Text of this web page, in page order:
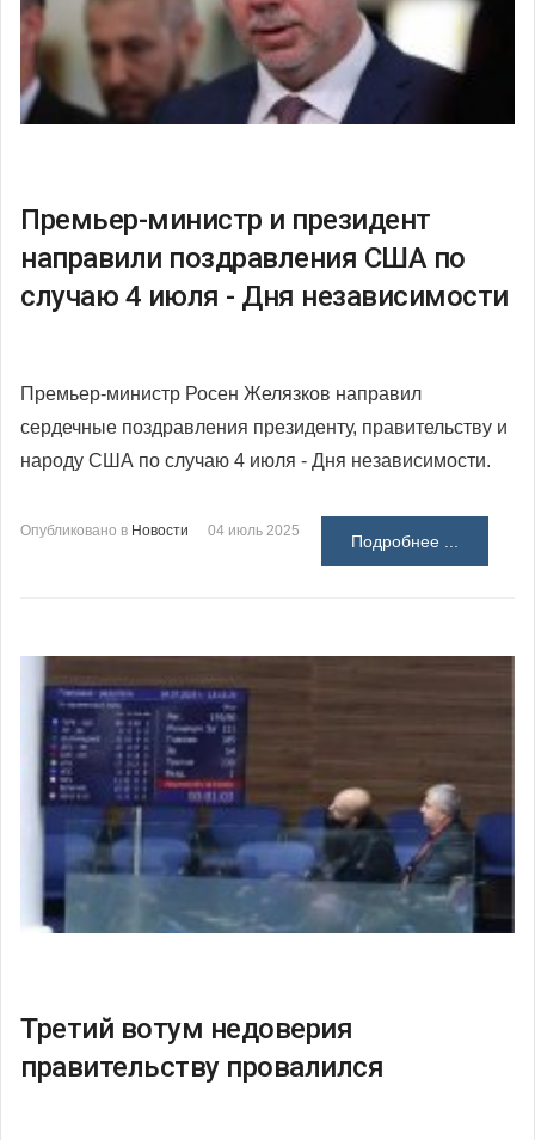
Премьер-министр и президент
направили поздравления США по
случаю 4 июля - Дня независимости
Премьер-министр Росен Желязков направил
сердечные поздравления президенту, правительству и
народу США по случаю 4 июля - Дня независимости.
Опубликовано в Новости 04 июль 2025
Подробнее ...
Третий вотум недоверия
правительству провалился